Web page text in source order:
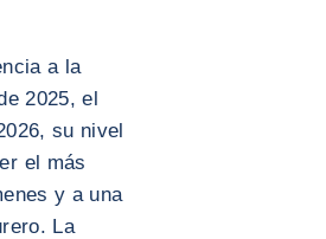
a la
2025, el
su nivel
el más
y a una
La